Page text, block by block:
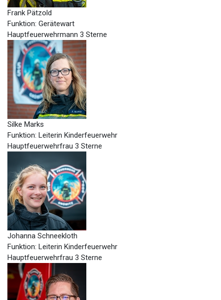
Frank Pätzold
Funktion: Gerätewart
Hauptfeuerwehrmann 3 Sterne
Silke Marks
Funktion: Leiterin Kinderfeuerwehr
Hauptfeuerwehrfrau 3 Sterne
Johanna Schneekloth
Funktion: Leiterin Kinderfeuerwehr
Hauptfeuerwehrfrau 3 Sterne